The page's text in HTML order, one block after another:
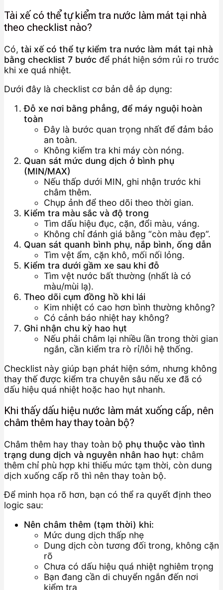
Tài xế có thể tự kiểm tra nước làm mát tại nhà
theo checklist nào?
Có, tài xế có thể tự kiểm tra nước làm mát tại nhà
bằng checklist 7 bước để phát hiện sớm rủi ro trước
khi xe quá nhiệt.
Dưới đây là checklist cơ bản dễ áp dụng:
Đỗ xe nơi bằng phẳng, để máy nguội hoàn
toàn
Đây là bước quan trọng nhất để đảm bảo
an toàn.
Không kiểm tra khi máy còn nóng.
Quan sát mức dung dịch ở bình phụ
(MIN/MAX)
Nếu thấp dưới MIN, ghi nhận trước khi
châm thêm.
Chụp ảnh để theo dõi theo thời gian.
Kiểm tra màu sắc và độ trong
Tìm dấu hiệu đục, cặn, đổi màu, váng.
Không chỉ đánh giá bằng “còn màu đẹp”.
Quan sát quanh bình phụ, nắp bình, ống dẫn
Tìm vệt ẩm, cặn khô, mối nối lỏng.
Kiểm tra dưới gầm xe sau khi đỗ
Tìm vệt nước bất thường (nhất là có
màu/mùi lạ).
Theo dõi cụm đồng hồ khi lái
Kim nhiệt có cao hơn bình thường không?
Có cảnh báo nhiệt hay không?
Ghi nhận chu kỳ hao hụt
Nếu phải châm lại nhiều lần trong thời gian
ngắn, cần kiểm tra rò rỉ/lỗi hệ thống.
Checklist này giúp bạn phát hiện sớm, nhưng không
thay thế được kiểm tra chuyên sâu nếu xe đã có
dấu hiệu quá nhiệt hoặc hao hụt nhanh.
Khi thấy dấu hiệu nước làm mát xuống cấp, nên
châm thêm hay thay toàn bộ?
Châm thêm hay thay toàn bộ phụ thuộc vào tình
trạng dung dịch và nguyên nhân hao hụt: châm
thêm chỉ phù hợp khi thiếu mức tạm thời, còn dung
dịch xuống cấp rõ thì nên thay toàn bộ.
Để minh họa rõ hơn, bạn có thể ra quyết định theo
logic sau:
Nên châm thêm (tạm thời) khi:
Mức dung dịch thấp nhẹ
Dung dịch còn tương đối trong, không cặn
rõ
Chưa có dấu hiệu quá nhiệt nghiêm trọng
Bạn đang cần di chuyển ngắn đến nơi
kiểm tra